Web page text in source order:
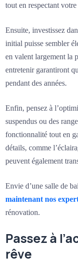
tout en respectant
Ensuite, investissez
initial puisse sembler
en valent largement la
entretenir garantiront
pendant des années.
Enfin, pensez à
suspendus ou des
fonctionnalité tout en
détails, comme
peuvent également
Envie d’une salle de
maintenant nos
rénovation.
Passez à
rêve